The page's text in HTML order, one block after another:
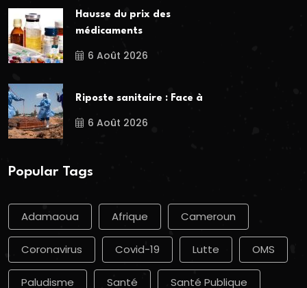
Hausse du prix des
médicaments
6 Août 2026
Riposte sanitaire : Face à
6 Août 2026
Popular Tags
Adamaoua Afrique Cameroun
Coronavirus Covid-19 Lutte OMS
Paludisme Santé Santé Publique